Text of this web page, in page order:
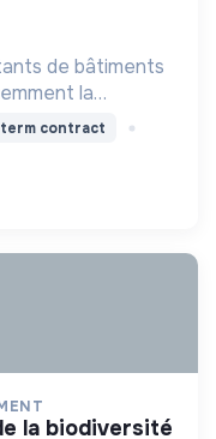
de bâtiments
la
(CVC, IRVE)
contract
la biodiversité